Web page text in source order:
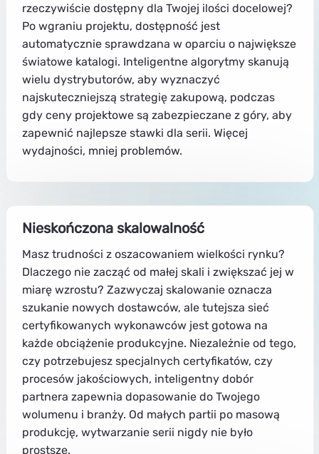
rzeczywiście dostępny dla Twojej ilości docelowej?
Po wgraniu projektu, dostępność jest
automatycznie sprawdzana w oparciu o największe
światowe katalogi. Inteligentne algorytmy skanują
wielu dystrybutorów, aby wyznaczyć
najskuteczniejszą strategię zakupową, podczas
gdy ceny projektowe są zabezpieczane z góry, aby
zapewnić najlepsze stawki dla serii. Więcej
wydajności, mniej problemów.
Nieskończona skalowalność
Masz trudności z oszacowaniem wielkości rynku?
Dlaczego nie zacząć od małej skali i zwiększać jej w
miarę wzrostu? Zazwyczaj skalowanie oznacza
szukanie nowych dostawców, ale tutejsza sieć
certyfikowanych wykonawców jest gotowa na
każde obciążenie produkcyjne. Niezależnie od tego,
czy potrzebujesz specjalnych certyfikatów, czy
procesów jakościowych, inteligentny dobór
partnera zapewnia dopasowanie do Twojego
wolumenu i branży. Od małych partii po masową
produkcję, wytwarzanie serii nigdy nie było
prostsze.